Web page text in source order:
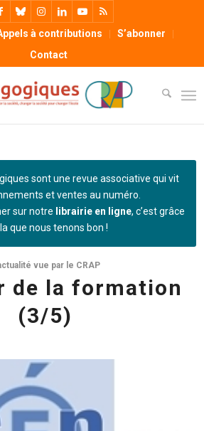
à contributions
S’abonner
Contact
sont une revue associative qui vit
et ventes au numéro.
sur notre librairie en ligne, c’est grâce
que nous tenons bon !
vue par le CRAP
de la formation
(3/5)